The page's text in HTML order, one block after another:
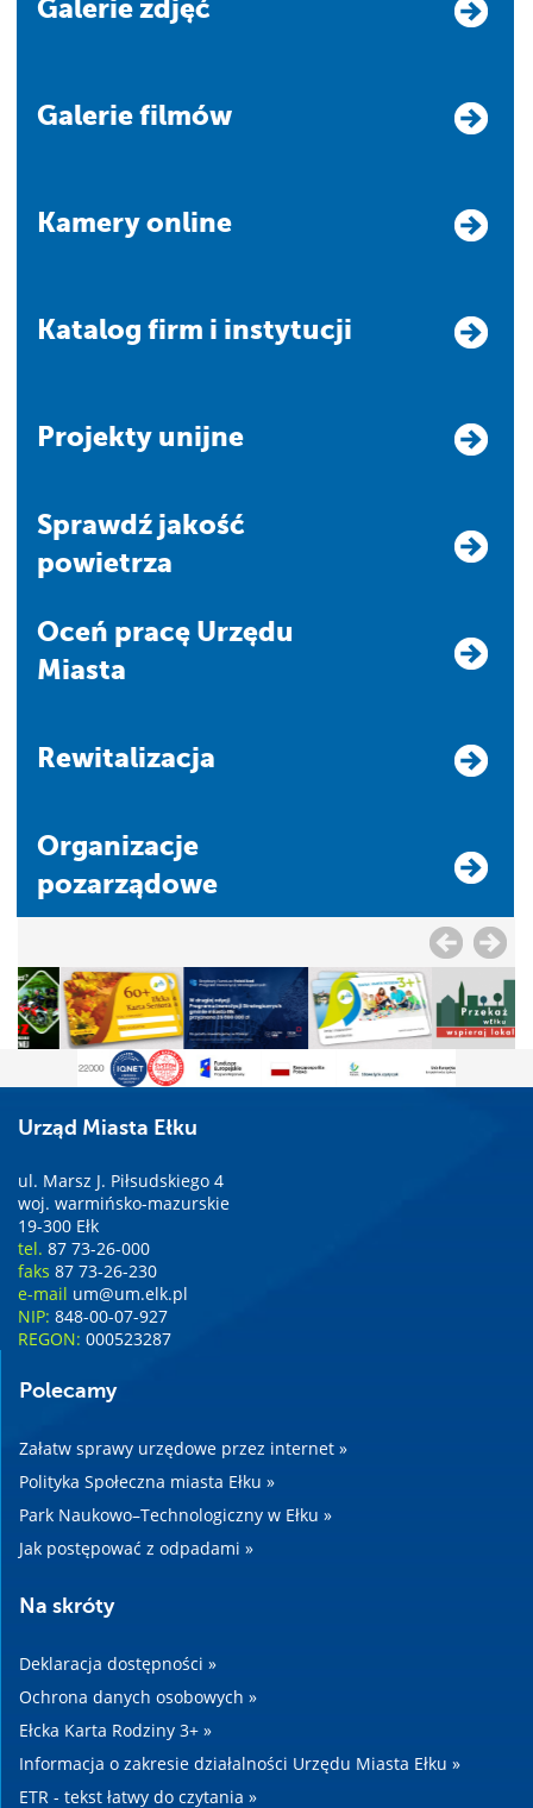
Galerie zdjęć
Galerie filmów
Kamery online
Katalog firm i instytucji
Projekty unijne
Sprawdź jakość
powietrza
Oceń pracę Urzędu
Miasta
Rewitalizacja
Organizacje
pozarządowe
Urząd Miasta Ełku
ul. Marsz J. Piłsudskiego 4
woj. warmińsko-mazurskie
19-300 Ełk
tel. 87 73-26-000
faks 87 73-26-230
e-mail um@um.elk.pl
NIP: 848-00-07-927
REGON: 000523287
Polecamy
Załatw sprawy urzędowe przez internet »
Polityka Społeczna miasta Ełku »
Park Naukowo–Technologiczny w Ełku »
Jak postępować z odpadami »
Na skróty
Deklaracja dostępności »
Ochrona danych osobowych »
Ełcka Karta Rodziny 3+ »
Informacja o zakresie działalności Urzędu Miasta Ełku »
ETR - tekst łatwy do czytania »